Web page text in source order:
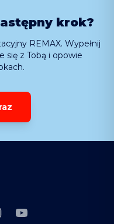
krok?
REMAX. Wypełnij
się z Tobą i opowie
YouTube